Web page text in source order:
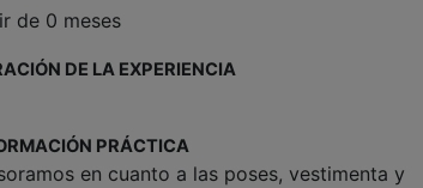
de 0 meses
DE LA EXPERIENCIA
PRÁCTICA
en cuanto a las poses, vestimenta y